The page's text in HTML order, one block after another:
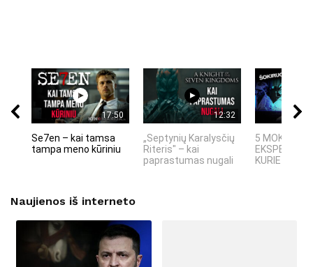
17:50
Se7en – kai tamsa
tampa meno kūriniu
12:32
„Septynių Karalysčių
Riteris" – kai
paprastumas nugali
5 MOKSLINIAI
KURIE
Naujienos iš interneto